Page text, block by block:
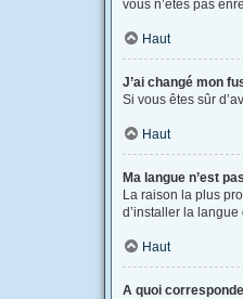
vous n’êtes pas
Haut
J’ai changé mon
Si vous êtes sûr
Haut
Ma langue n’est
La raison la plus
d’installer la
Haut
A quoi